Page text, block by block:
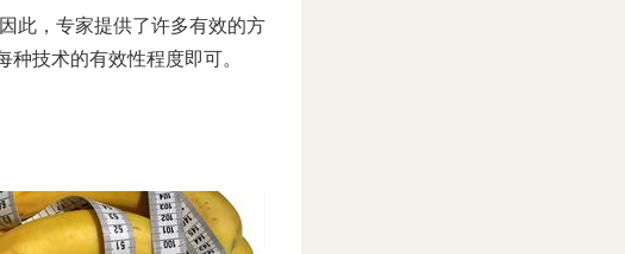
此，专家提供了许多有效的方
技术的有效性程度即可。